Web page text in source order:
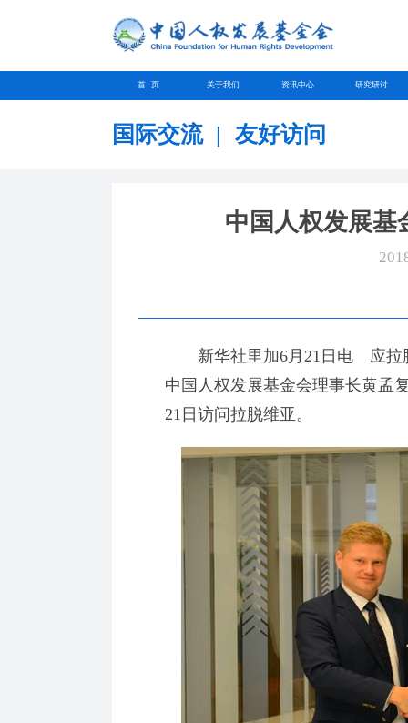
首 页 关于我们 资讯中心 研究研讨
国际交流 | 友好访问
中国人权发展基
新华社里加6月21日电 应拉
中国人权发展基金会理事长黄孟
21日访问拉脱维亚。